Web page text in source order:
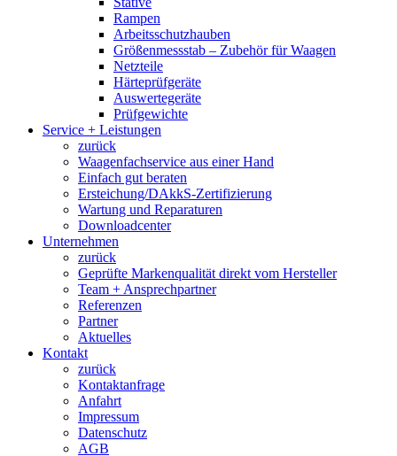
Rampen
Arbeitsschutzhauben
Größenmessstab – Zubehör für Waagen
Netzteile
Härteprüfgeräte
Auswertegeräte
Prüfgewichte
Service + Leistungen
zurück
Waagenfachservice aus einer Hand
Einfach gut beraten
Ersteichung/DAkkS-Zertifizierung
Wartung und Reparaturen
Downloadcenter
Unternehmen
zurück
Geprüfte Markenqualität direkt vom Hersteller
Team + Ansprechpartner
Referenzen
Partner
Aktuelles
Kontakt
zurück
Kontaktanfrage
Anfahrt
Impressum
Datenschutz
AGB